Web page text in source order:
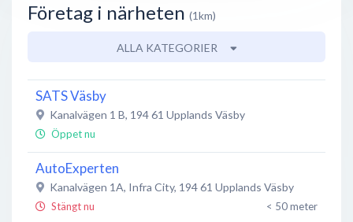
Företag i närheten (1km)
ALLA KATEGORIER
SATS Väsby
Kanalvägen 1 B, 194 61 Upplands Väsby
Öppet nu
AutoExperten
Kanalvägen 1A, Infra City, 194 61 Upplands Väsby
Stängt nu < 50 meter